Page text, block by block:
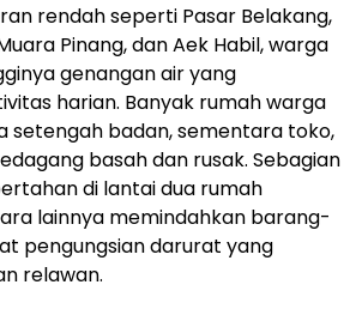
rendah seperti Pasar Belakang,
Pinang, dan Aek Habil, warga
genangan air yang
harian. Banyak rumah warga
setengah badan, sementara toko,
basah dan rusak. Sebagian
di lantai dua rumah
lainnya memindahkan barang-
pengungsian darurat yang
relawan.